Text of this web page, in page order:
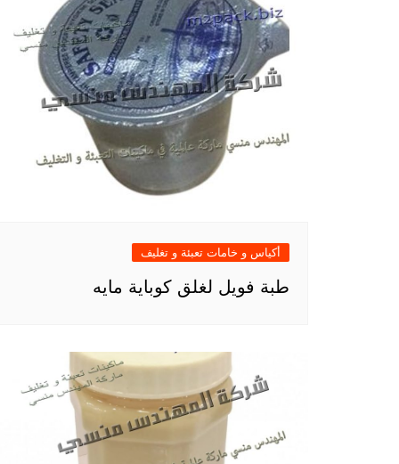
أكياس و خامات تعبئة و تغليف
طبة فويل لغلق كوباية مايه